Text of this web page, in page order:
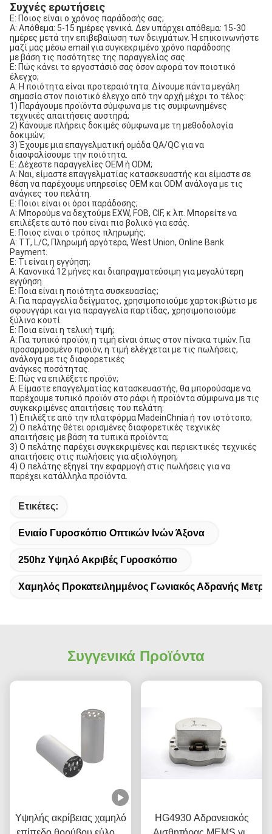
Συχνές ερωτήσεις
Ε: Ποιος είναι ο χρόνος παράδοσής σας;
A: Απόθεμα: 5-15 ημέρες γενικά. Δεν υπάρχει απόθεμα: 15-30
ημέρες μετά την επιβεβαίωση των δειγμάτων. Ή επικοινωνήστε
μαζί μας μέσω email για συγκεκριμένο χρόνο παράδοσης
με βάση τις ποσότητες της παραγγελίας σας.
Ε: Πώς κάνει το εργοστάσιό σας όσον αφορά τον ποιοτικό
έλεγχο;
A: Η ποιότητα είναι προτεραιότητα. Δίνουμε πάντα μεγάλη
σημασία στον ποιοτικό έλεγχο από την αρχή μέχρι το τέλος:
1) Παράγουμε προϊόντα σύμφωνα με τις συμφωνημένες
τεχνικές απαιτήσεις αυστηρά;
2) Κάνουμε πλήρεις δοκιμές σύμφωνα με τη μεθοδολογία
δοκιμών;
3) Έχουμε μια επαγγελματική ομάδα QA/QC για να
διασφαλίσουμε την ποιότητα.
Ε: Δέχεστε παραγγελίες OEM ή ODM;
A: Ναι, είμαστε επαγγελματίας κατασκευαστής και είμαστε σε
θέση να παρέχουμε υπηρεσίες OEM και ODM ανάλογα με τις
ανάγκες του πελάτη.
Ε: Ποιοι είναι οι όροι παράδοσης;
A: Μπορούμε να δεχτούμε EXW, FOB, CIF, κ.λπ. Μπορείτε να
επιλέξετε αυτό που είναι πιο βολικό για εσάς.
Ε: Ποιος είναι ο τρόπος πληρωμής;
A: TT, L/C, Πληρωμή αργότερα, West Union, Online Bank
Payment.
Ε: Τι είναι η εγγύηση;
A: Κανονικά 12 μήνες και διαπραγματεύσιμη για μεγαλύτερη
εγγύηση.
Ε: Ποια είναι η ποιότητα συσκευασίας;
A: Για παραγγελία δείγματος, χρησιμοποιούμε χαρτοκιβώτιο με
σφουγγάρι και για παραγγελία παρτίδας, χρησιμοποιούμε
ξύλινο κουτί.
Ε: Ποια είναι η τελική τιμή;
A: Για τυπικό προϊόν, η τιμή είναι όπως στον πίνακα τιμών. Για
προσαρμοσμένο προϊόν, η τιμή ελέγχεται με τις πωλήσεις,
ανάλογα με τις διαφορετικές
ανάγκες ποσότητας.
Ε: Πώς να επιλέξετε προϊόν;
A: Είμαστε επαγγελματίας κατασκευαστής, θα μπορούσαμε να
παρέχουμε τυπικό προϊόν στο ράφι ή προϊόντα σύμφωνα με τις
συγκεκριμένες απαιτήσεις του πελάτη:
1) Επιλέξτε από την πλατφόρμα MadeinChnia ή τον ιστότοπο;
2) Ο πελάτης θέτει ορισμένες διαφορετικές τεχνικές
απαιτήσεις με βάση τα τυπικά προϊόντα;
3) Ο πελάτης παρέχει συγκεκριμένες και περιεκτικές τεχνικές
απαιτήσεις στις πωλήσεις για αξιολόγηση;
4) Ο πελάτης εξηγεί την εφαρμογή στις πωλήσεις για να
παρέχει κατάλληλα προϊόντα.
Ετικέτες:
Ενιαίο Γυροσκόπιο Οπτικών Ινών Άξονα
250hz Υψηλό Ακριβές Γυροσκόπιο
Χαμηλός Προκατειλημμένος Γωνιακός Αδρανής
Συγγενικά Προϊόντα
Υψηλής ακρίβειας χαμηλό
HG4930 Αδρανειακός